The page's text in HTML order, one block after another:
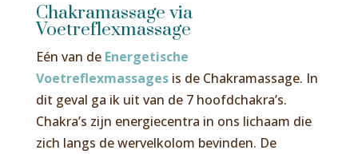
Chakramassage via
Voetreflexmassage
Eén van de Energetische
Voetreflexmassagesis de Chakramassage. In
dit geval ga ik uit van de 7 hoofdchakra’s.
Chakra’s zijn energiecentra in ons lichaam die
zich langs de wervelkolom bevinden. De